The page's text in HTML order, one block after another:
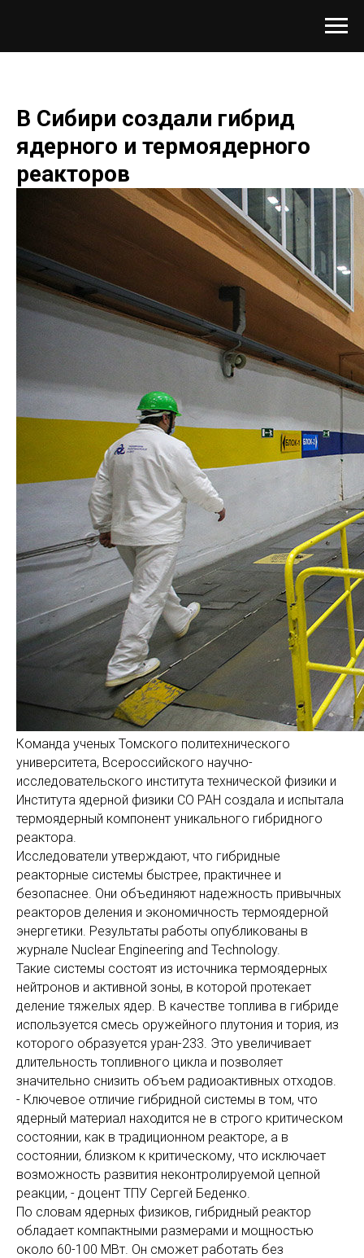
В Сибири создали гибрид
ядерного и термоядерного
реакторов
Команда ученых Томского политехнического
университета, Всероссийского научно-
исследовательского института технической физики и
Института ядерной физики СО РАН создала и испытала
термоядерный компонент уникального гибридного
реактора.
Исследователи утверждают, что гибридные
реакторные системы быстрее, практичнее и
безопаснее. Они объединяют надежность привычных
реакторов деления и экономичность термоядерной
энергетики. Результаты работы опубликованы в
журнале Nuclear Engineering and Technology.
Такие системы состоят из источника термоядерных
нейтронов и активной зоны, в которой протекает
деление тяжелых ядер. В качестве топлива в гибриде
используется смесь оружейного плутония и тория, из
которого образуется уран-233. Это увеличивает
длительность топливного цикла и позволяет
значительно снизить объем радиоактивных отходов.
- Ключевое отличие гибридной системы в том, что
ядерный материал находится не в строго критическом
состоянии, как в традиционном реакторе, а в
состоянии, близком к критическому, что исключает
возможность развития неконтролируемой цепной
реакции, - доцент ТПУ Сергей Беденко.
По словам ядерных физиков, гибридный реактор
обладает компактными размерами и мощностью
около 60-100 МВт. Он сможет работать без